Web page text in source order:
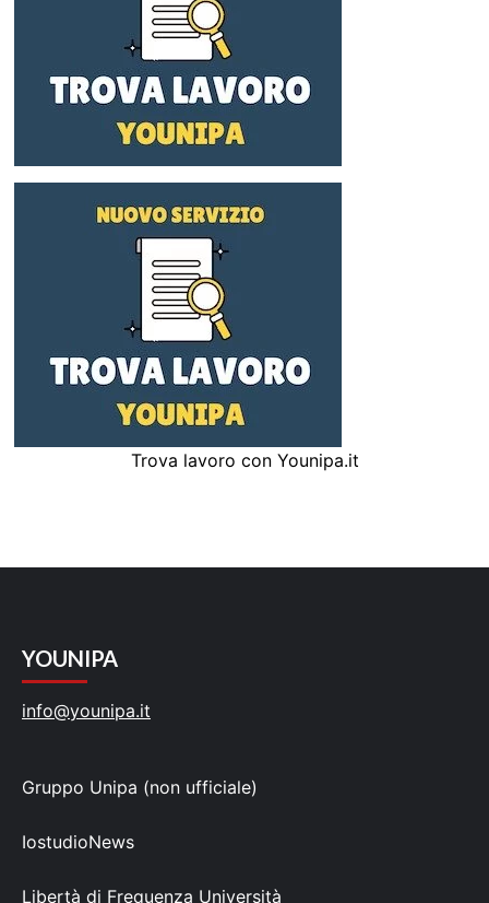
Trova lavoro con Younipa.it
YOUNIPA
info@younipa.it
Gruppo Unipa (non ufficiale)
IostudioNews
Libertà di Frequenza Università